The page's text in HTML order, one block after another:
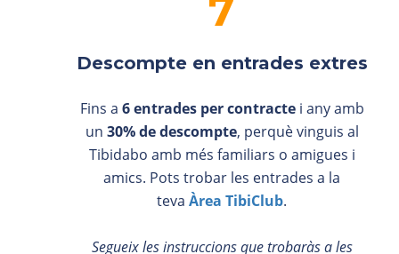
Descompte en entrades extres
Fins a 6 entrades per contractei any amb
un 30% de descompte, perquè vinguis al
Tibidabo amb més familiars o amigues i
amics. Pots trobar les entrades a la
teva Àrea TibiClub.
Segueix les instruccions que trobaràs a les